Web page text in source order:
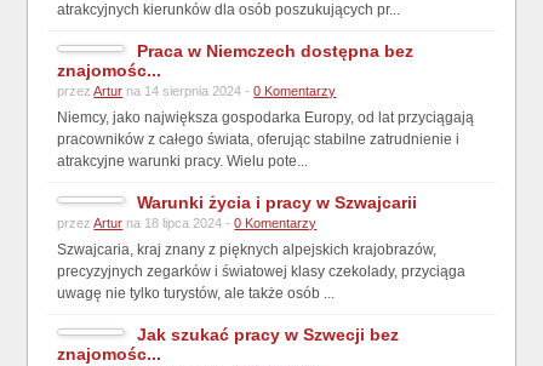
atrakcyjnych kierunków dla osób poszukujących pr...
Praca w Niemczech dostępna bez
znajomośc...
przezArtur na 14 sierpnia 2024 -0 Komentarzy
Niemcy, jako największa gospodarka Europy, od lat przyciągają
pracowników z całego świata, oferując stabilne zatrudnienie i
atrakcyjne warunki pracy. Wielu pote...
Warunki życia i pracy w Szwajcarii
przezArtur na 18 lipca 2024 -0 Komentarzy
Szwajcaria, kraj znany z pięknych alpejskich krajobrazów,
precyzyjnych zegarków i światowej klasy czekolady, przyciąga
uwagę nie tylko turystów, ale także osób ...
Jak szukać pracy w Szwecji bez
znajomośc...